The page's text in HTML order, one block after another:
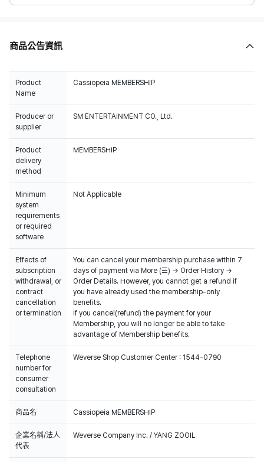
商品公告資訊
Product
Name
Cassiopeia MEMBERSHIP
Producer or
supplier
SM ENTERTAINMENT CO., Ltd.
Product
delivery
method
MEMBERSHIP
Minimum
system
requirements
or required
software
Not Applicable
Effects of
subscription
withdrawal, or
contract
cancellation
or termination
You can cancel your membership purchase within 7
days of payment via More (☰) → Order History →
Order Details. However, you cannot get a refund if
you have already used the membership-only
benefits.
If you cancel(refund) the payment for your
Membership, you will no longer be able to take
advantage of Membership benefits.
Telephone
number for
consumer
consultation
Weverse Shop Customer Center : 1544-0790
商品名 Cassiopeia MEMBERSHIP
企業名稱/法人
代表
Weverse Company Inc. / YANG ZOOIL